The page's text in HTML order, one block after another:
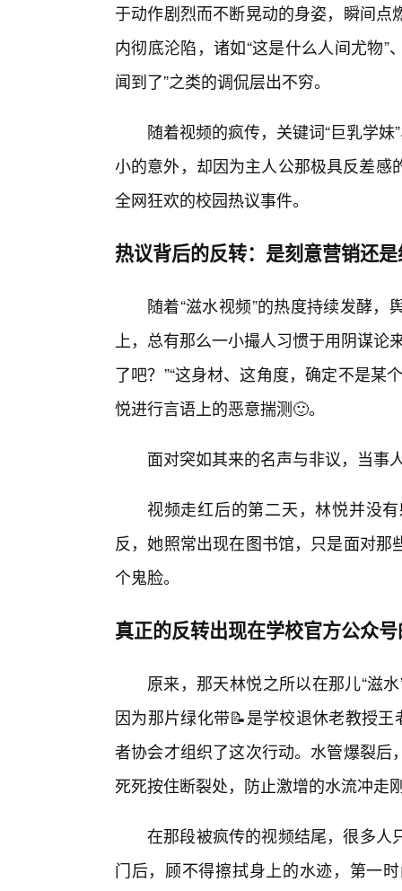
于动作剧烈而不断晃动的身姿，瞬间
内彻底沦陷，诸如“这是什么人间尤物”
闻到了”之类的调侃层出不穷。
随着视频的疯传，关键词“巨乳学
小的意外，却因为主人公那极具反差
全网狂欢的校园热议事件。
热议背后的反转：是刻意营销还
随着“滋水视频”的热度持续发酵
上，总有那么一小撮人习惯于用阴谋论
了吧？”“这身材、这角度，确定不是某
悦进行言语上的恶意揣测🙂。
面对突如其来的名声与非议，当事
视频走红后的第二天，林悦并没
反，她照常出现在图书馆，只是面对
个鬼脸。
真正的反转出现在学校官方公众
原来，那天林悦之所以在那儿“滋
因为那片绿化带📝是学校退休老教授
者协会才组织了这次行动。水管爆裂
死死按住断裂处，防止激增的水流冲走
在那段被疯传的视频结尾，很多人
门后，顾不得擦拭身上的水迹，第一